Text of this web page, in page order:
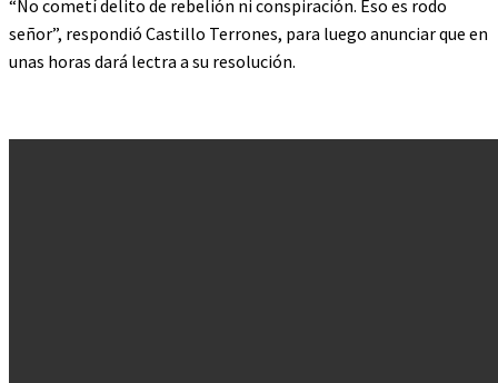
“No cometí delito de rebelión ni conspiración. Eso es rodo
señor”, respondió Castillo Terrones, para luego anunciar que en
unas horas dará lectra a su resolución.